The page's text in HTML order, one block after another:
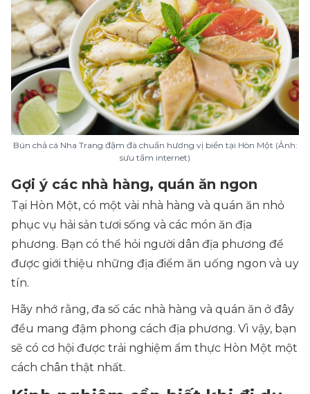
Bún chả cá Nha Trang đậm đà chuẩn hương vị biển tại Hòn Một (Ảnh:
sưu tầm internet)
Gợi ý các nhà hàng, quán ăn ngon
Tại Hòn Một, có một vài nhà hàng và quán ăn nhỏ
phục vụ hải sản tươi sống và các món ăn địa
phương. Bạn có thể hỏi người dân địa phương để
được giới thiệu những địa điểm ăn uống ngon và uy
tín.
Hãy nhớ rằng, đa số các nhà hàng và quán ăn ở đây
đều mang đậm phong cách địa phương. Vì vậy, bạn
sẽ có cơ hội được trải nghiệm ẩm thực Hòn Một một
cách chân thật nhất.